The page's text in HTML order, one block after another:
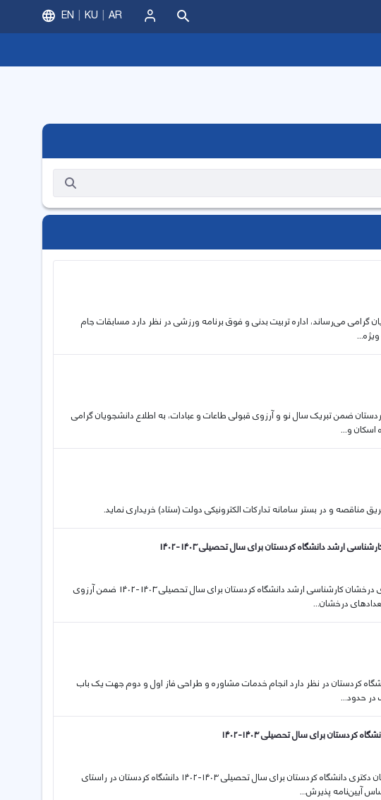
ورود
EN KU AR
گرامی می‌رساند، اداره تربيت بدنی و فوق برنامه ورزشی در نظر دارد مسابقات جام
کردستان ضمن تبریک سال نو و آرزوی قبولی طاعات و عبادات، به اطلاع دانشجویان گرامی
مناقصه و در بستر سامانه تدارکات الکترونیکی دولت (ستاد) خریداری نماید.
ارشد دانشگاه کردستان برای سال تحصیلی 1403-1402
16 03 2023 اعلام نتایج اولیه پذیرش بدون آزمون استعدادهای درخشان کارشناسی ارشد دانشگاه کردستان برای سال تحصیلی 1403-1402 ضمن آرزوی
درخشان...
دانشگاه کردستان در نظر دارد انجام خدمات مشاوره و طراحی فاز اول و دوم جهت يک باب
در حدود...
برای سال تحصیلی ۱۴۰۳-۱۴۰۲
11 03 2023 فراخوان پذیرش بدون آزمون استعدادهای درخشان دکتری دانشگاه کردستان برای سال تحصیلی ۱۴۰۳-۱۴۰۲ دانشگاه کردستان در راستای
آیین‌نامه پذیرش...